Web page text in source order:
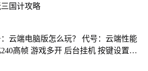
国计攻略
云端电脑版怎么玩？ 代号：云端性能
高帧 游戏多开 后台挂机 按键设置教